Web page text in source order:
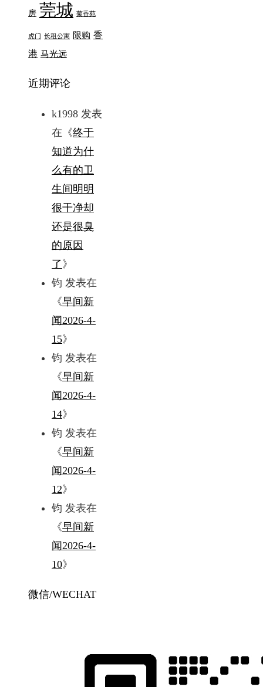
房 莞城 菊香苑
虎门 长租公寓 限购 香
港 马光远
近期评论
k1998 发表
在《终于
知道为什
么有的卫
生间明明
很干净却
还是很臭
的原因
了 》
钧 发表在
《早间新
闻2026-4-
15》
钧 发表在
《早间新
闻2026-4-
14》
钧 发表在
《早间新
闻2026-4-
12》
钧 发表在
《早间新
闻2026-4-
10》
微信/WECHAT